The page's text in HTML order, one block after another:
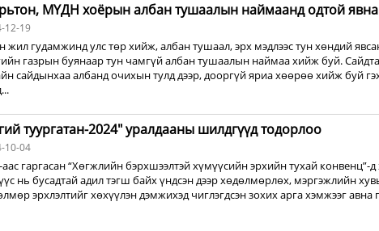
МҮДН хоёрын албан тушаалын наймаанд одтой явна
12-19
жил гудамжинд улс төр хийж, албан тушаал, эрх мэдлээс тун хөндий
газрын буянаар тун чамгүй албан тушаалын наймаа хийж буй.
сайдынхаа албанд очихын тулд дээр, дооргүй яриа хөөрөө хийж буй
туургатан-2024" уралдааны шилдгүүд тодорлоо
10-04
гаргасан “Хөгжлийн бэрхшээлтэй хүмүүсийн эрхийн тухай конвенц”-
нь бусадтай адил тэгш байх үндсэн дээр хөдөлмөрлөх, мэргэжлийн
эрхлэлтийг хөхүүлэн дэмжихэд чиглэгдсэн зохих арга хэмжээг авна